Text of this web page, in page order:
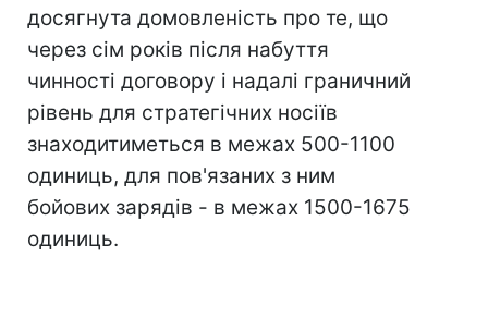
досягнута домовленість про те, що
через сім років після набуття
чинності договору і надалі граничний
рівень для стратегічних носіїв
знаходитиметься в межах 500-1100
одиниць, для пов'язаних з ним
бойових зарядів - в межах 1500-1675
одиниць.